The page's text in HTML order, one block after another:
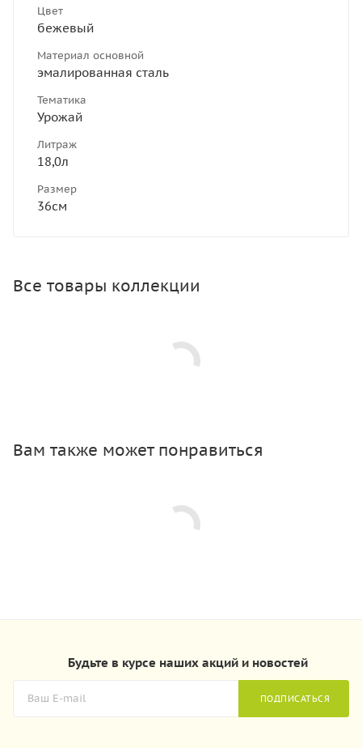
Цвет
бежевый
Материал основной
эмалированная сталь
Тематика
Урожай
Литраж
18,0л
Размер
36см
Все товары коллекции
Вам также может понравиться
Будьте в курсе наших акций и новостей
ПОДПИСАТЬСЯ